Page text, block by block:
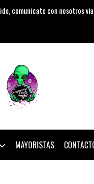
comunicate con nosotros
MAYORISTAS